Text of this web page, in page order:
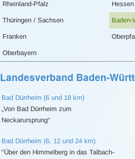
Rheinland-Pfalz Hessen
Thüringen / Sachsen Baden-
Franken
Oberbayern
Landesverband Baden-
Bad Dürrheim (6 und 18 km)
„Von Bad Dürrheim zum
Neckarursprung“
Bad Dürrheim (6, 12 und 24 km)
"Über den Himmelberg in das Talbach-